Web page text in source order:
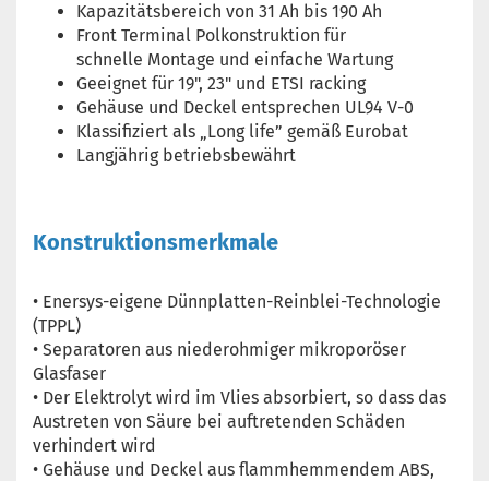
Kapazitätsbereich von 31 Ah bis 190 Ah
Front Terminal Polkonstruktion für
schnelle Montage und einfache Wartung
Geeignet für 19", 23" und ETSI racking
Gehäuse und Deckel entsprechen UL94 V-0
Klassifiziert als „Long life” gemäß Eurobat
Langjährig betriebsbewährt
Konstruktionsmerkmale
• Enersys-eigene Dünnplatten-Reinblei-Technologie
(TPPL)
• Separatoren aus niederohmiger mikroporöser
Glasfaser
• Der Elektrolyt wird im Vlies absorbiert, so dass das
Austreten von Säure bei auftretenden Schäden
verhindert wird
• Gehäuse und Deckel aus flammhemmendem ABS,